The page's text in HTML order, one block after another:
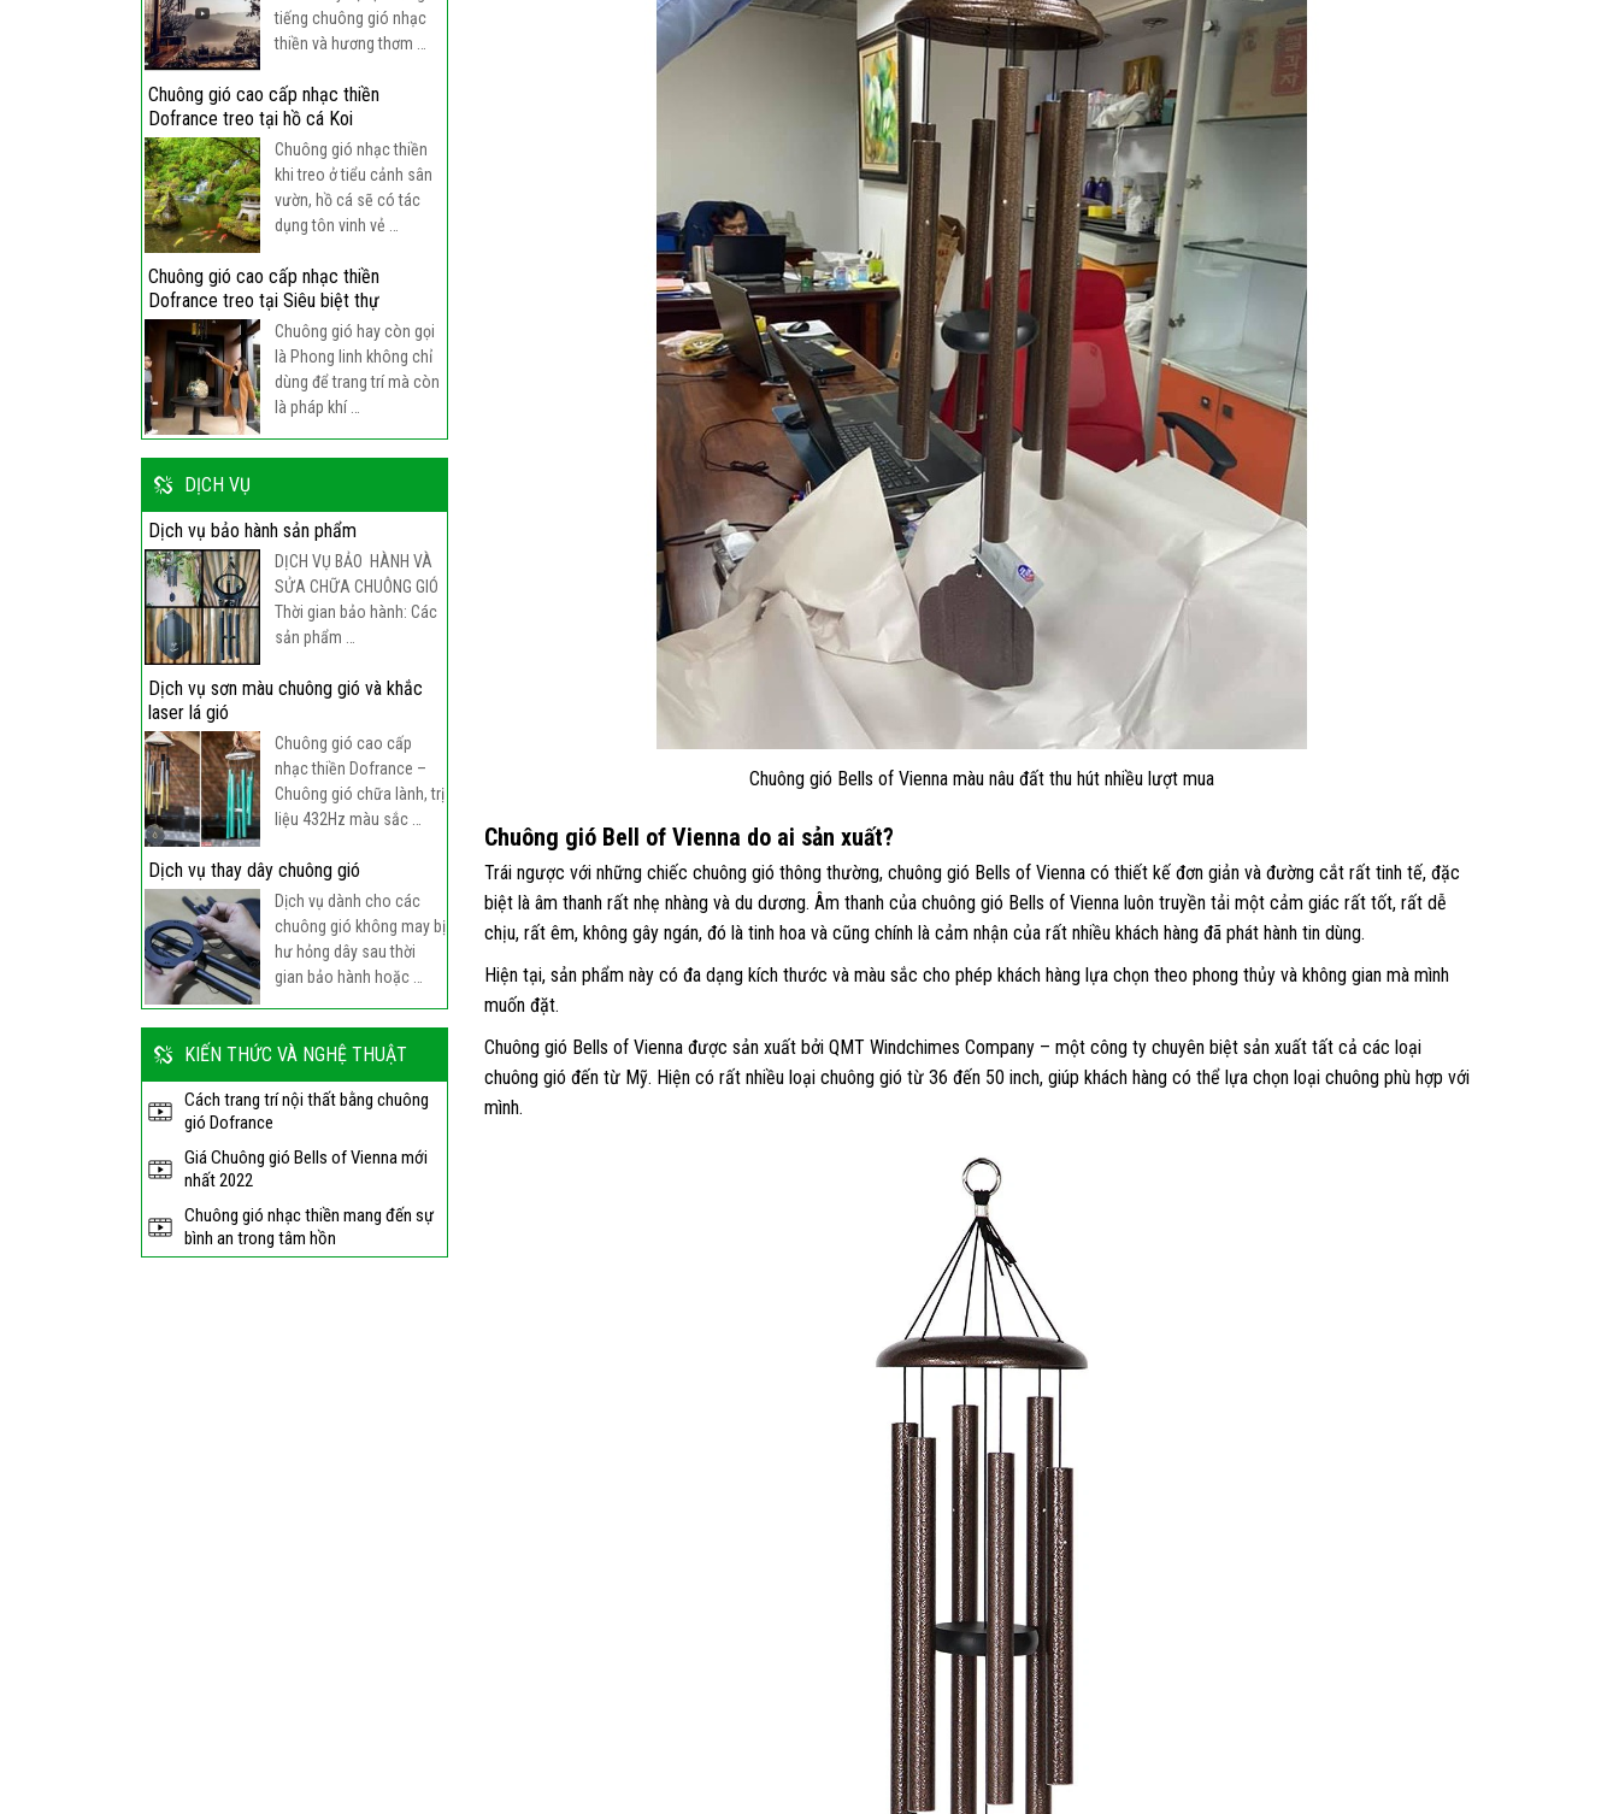
tiếng chuông gió nhạc
thiền và hương thơm …
Chuông gió cao cấp nhạc thiền
Dofrance treo tại hồ cá Koi
Chuông gió nhạc thiền
khi treo ở tiểu cảnh sân
vườn, hồ cá sẽ có tác
dụng tôn vinh vẻ …
Chuông gió cao cấp nhạc thiền
Dofrance treo tại Siêu biệt thự
Chuông gió hay còn gọi
là Phong linh không chỉ
dùng để trang trí mà còn
là pháp khí …
DỊCH VỤ
Dịch vụ bảo hành sản phẩm
DỊCH VỤ BẢO HÀNH VÀ
SỬA CHỮA CHUÔNG GIÓ
Thời gian bảo hành: Các
sản phẩm …
Dịch vụ sơn màu chuông gió và khắc
laser lá gió
Chuông gió cao cấp
nhạc thiền Dofrance –
Chuông gió chữa lành, trị
liệu 432Hz màu sắc …
Dịch vụ thay dây chuông gió
Dịch vụ dành cho các
chuông gió không may bị
hư hỏng dây sau thời
gian bảo hành hoặc …
KIẾN THỨC VÀ NGHỆ THUẬT
Cách trang trí nội thất bằng chuông
gió Dofrance
Giá Chuông gió Bells of Vienna mới
nhất 2022
Chuông gió nhạc thiền mang đến sự
bình an trong tâm hồn
Chuông gió Bells of Vienna màu nâu đất thu hút nhiều lượt mua
Chuông gió Bell of Vienna do ai sản xuất?
Trái ngược với những chiếc chuông gió thông thường, chuông gió Bells of Vienna có thiết kế đơn giản và đường cắt rất tinh tế, đặc
biệt là âm thanh rất nhẹ nhàng và du dương. Âm thanh của chuông gió Bells of Vienna luôn truyền tải một cảm giác rất tốt, rất dễ
chịu, rất êm, không gây ngán, đó là tinh hoa và cũng chính là cảm nhận của rất nhiều khách hàng đã phát hành tin dùng.
Hiện tại, sản phẩm này có đa dạng kích thước và màu sắc cho phép khách hàng lựa chọn theo phong thủy và không gian mà mình
muốn đặt.
Chuông gió Bells of Vienna được sản xuất bởi QMT Windchimes Company – một công ty chuyên biệt sản xuất tất cả các loại
chuông gió đến từ Mỹ. Hiện có rất nhiều loại chuông gió từ 36 đến 50 inch, giúp khách hàng có thể lựa chọn loại chuông phù hợp với
mình.